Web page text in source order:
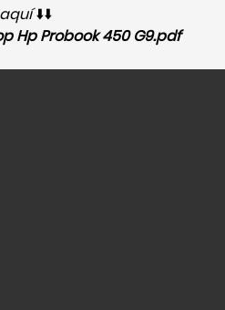
⬇️⬇️
Hp Probook 450 G9.pdf